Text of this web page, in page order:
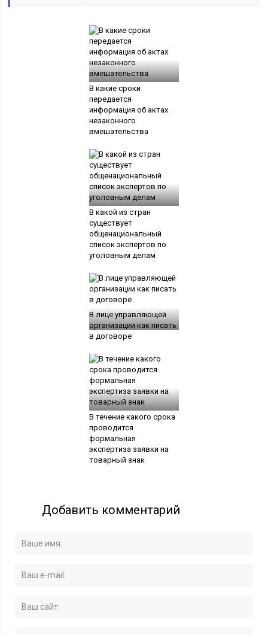
В какие сроки
передается
информация об актах
незаконного
вмешательства
В какой из стран
существует
общенациональный
список экспертов по
уголовным делам
В лице управляющей
организации как писать
в договоре
В течение какого срока
проводится
формальная
экспертиза заявки на
товарный знак
Добавить комментарий